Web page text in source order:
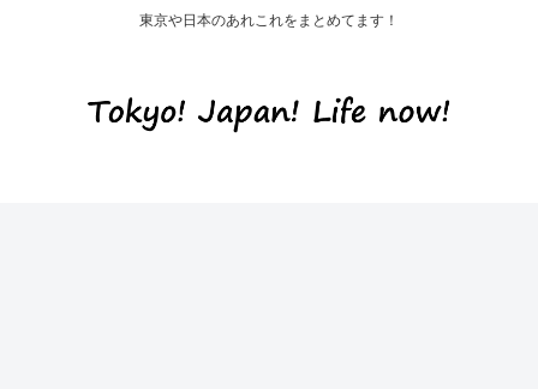
東京や日本のあれこれをまとめてます！